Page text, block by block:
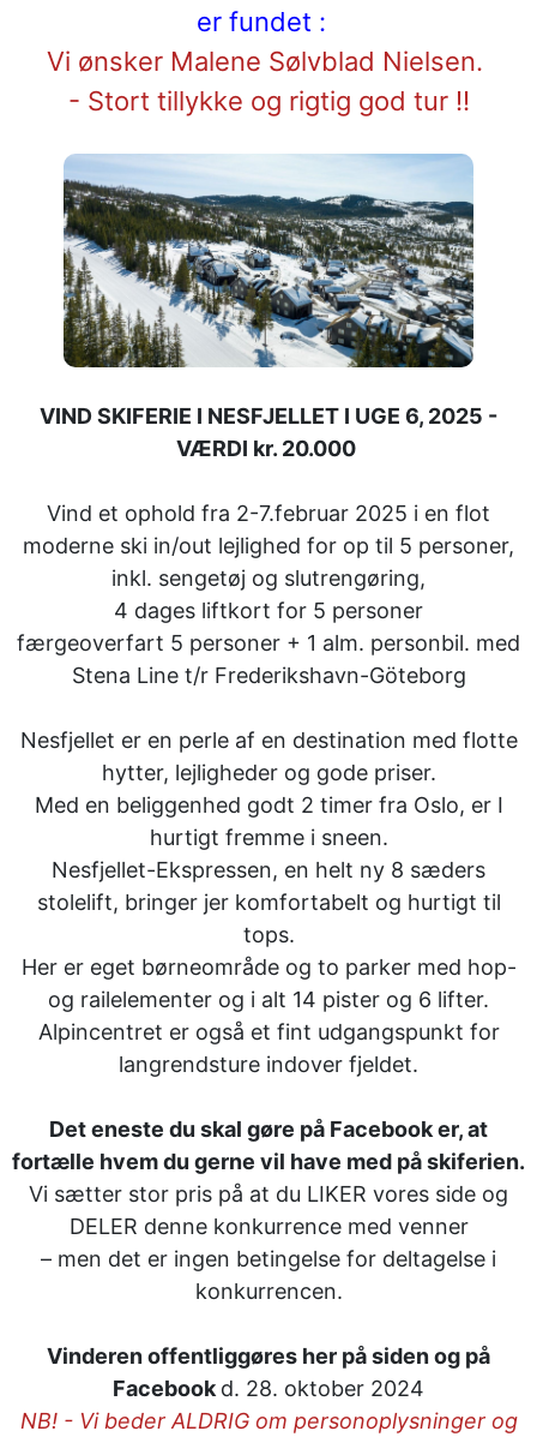
er fundet :
Vi ønsker Malene Sølvblad Nielsen.
- Stort tillykke og rigtig god tur !!
VIND SKIFERIE I NESFJELLET I UGE 6, 2025 -
VÆRDI kr. 20.000
Vind et ophold fra 2-7.februar 2025 i en flot
moderne ski in/out lejlighed for op til 5 personer,
inkl. sengetøj og slutrengøring,
4 dages liftkort for 5 personer
færgeoverfart 5 personer + 1 alm. personbil. med
Stena Line t/r Frederikshavn-Göteborg
Nesfjellet er en perle af en destination med flotte
hytter, lejligheder og gode priser.
Med en beliggenhed godt 2 timer fra Oslo, er I
hurtigt fremme i sneen.
Nesfjellet-Ekspressen, en helt ny 8 sæders
stolelift, bringer jer komfortabelt og hurtigt til
tops.
Her er eget børneområde og to parker med hop-
og railelementer og i alt 14 pister og 6 lifter.
Alpincentret er også et fint udgangspunkt for
langrendsture indover fjeldet.
Det eneste du skal gøre på Facebook er, at
fortælle hvem du gerne vil have med på skiferien.
Vi sætter stor pris på at du LIKER vores side og
DELER denne konkurrence med venner
– men det er ingen betingelse for deltagelse i
konkurrencen.
Vinderen offentliggøres her på siden og på
Facebook d. 28. oktober 2024
NB! - Vi beder ALDRIG om personoplysninger og